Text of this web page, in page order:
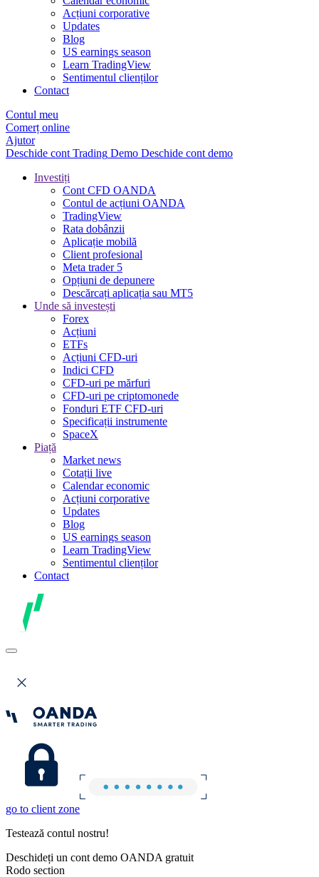
Acțiuni corporative
Updates
Blog
US earnings season
Learn TradingView
Sentimentul clienților
Contact
Contul meu
Comerț online
Ajutor
Deschide cont Trading Demo Deschide cont demo
Investiți
Cont CFD OANDA
Contul de acțiuni OANDA
TradingView
Rata dobânzii
Aplicație mobilă
Client profesional
Meta trader 5
Opțiuni de depunere
Descărcați aplicația sau MT5
Unde să investești
Forex
Acțiuni
ETFs
Acțiuni CFD-uri
Indici CFD
CFD-uri pe mărfuri
CFD-uri pe criptomonede
Fonduri ETF CFD-uri
Specificații instrumente
SpaceX
Piață
Market news
Cotații live
Calendar economic
Acțiuni corporative
Updates
Blog
US earnings season
Learn TradingView
Sentimentul clienților
Contact
go to client zone
Testează contul nostru!
Deschideți un cont demo OANDA gratuit
Rodo section